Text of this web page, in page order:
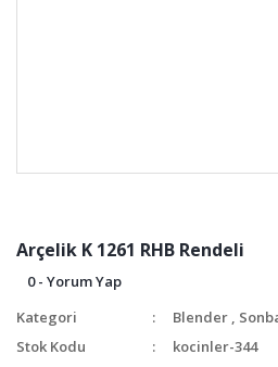
Arçelik K 1261 RHB Rendeli
0 - Yorum Yap
Kategori
Blender ,
Stok Kodu
kocinler-344